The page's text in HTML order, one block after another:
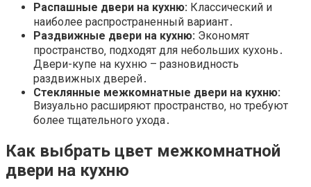
Распашные двери на кухню: Классический и
наиболее распространенный вариант․
Раздвижные двери на кухню: Экономят
пространство‚ подходят для небольших кухонь․
Двери-купе на кухню – разновидность
раздвижных дверей․
Стеклянные межкомнатные двери на кухню:
Визуально расширяют пространство‚ но требуют
более тщательного ухода․
Как выбрать цвет межкомнатной
двери на кухню